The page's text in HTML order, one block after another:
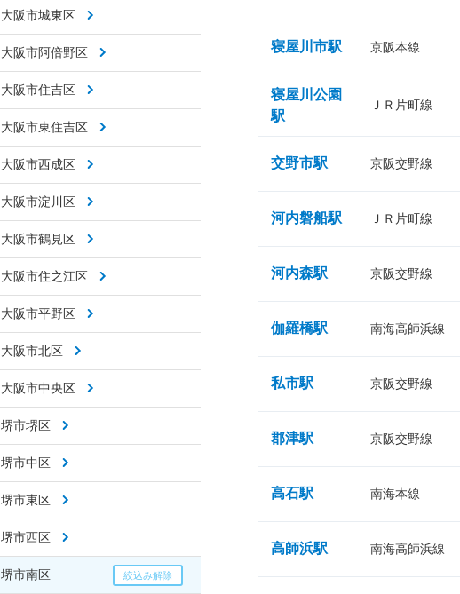
大阪市城東区
大阪市阿倍野区
大阪市住吉区
大阪市東住吉区
大阪市西成区
大阪市淀川区
大阪市鶴見区
大阪市住之江区
大阪市平野区
大阪市北区
大阪市中央区
堺市堺区
堺市中区
堺市東区
堺市西区
堺市南区
寝屋川市駅 京阪本線
寝屋川公園
駅
ＪＲ片町線
交野市駅 京阪交野線
河内磐船駅 ＪＲ片町線
河内森駅 京阪交野線
伽羅橋駅 南海高師浜線
私市駅 京阪交野線
郡津駅 京阪交野線
高石駅 南海本線
高師浜駅 南海高師浜線